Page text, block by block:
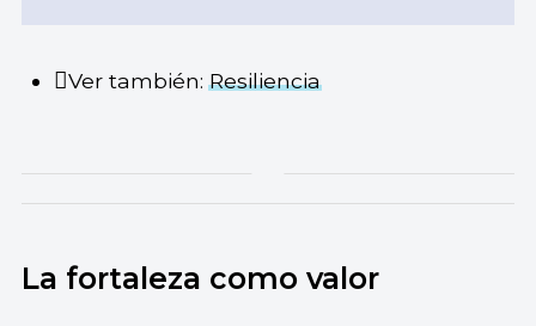
Ver también:Resiliencia
La fortaleza como valor